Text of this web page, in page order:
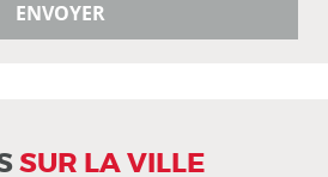
SUR LA VILLE